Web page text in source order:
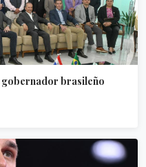
gobernador brasileño